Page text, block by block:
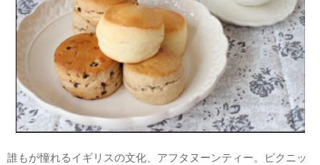
誰もが憧れるイギリスの文化、アフタヌーンティー。ピクニッ